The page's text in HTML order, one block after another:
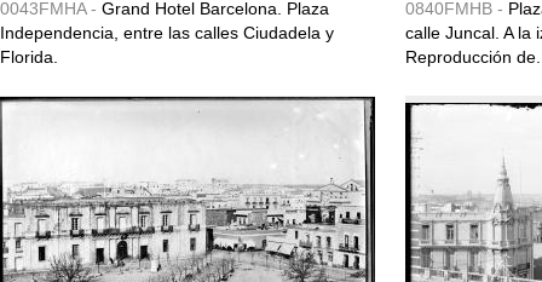
0043FMHA - Grand Hotel Barcelona. Plaza
Independencia, entre las calles Ciudadela y
Florida.
0840FMHB -
calle Juncal. A la
Reproducción